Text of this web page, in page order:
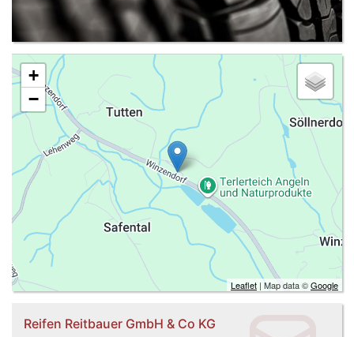
+
−
Leaflet | Map data ©Google
Reifen Reitbauer GmbH & Co KG